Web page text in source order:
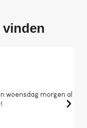
vinden
woensdag morgen al